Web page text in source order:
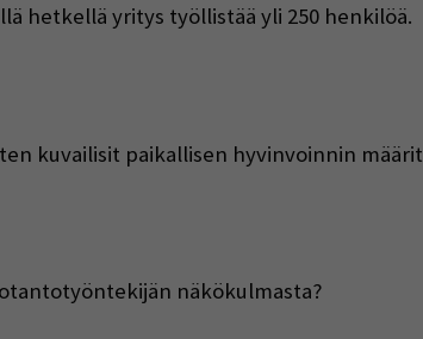
hetkellä yritys työllistää yli 250 henkilöä.
kuvailisit paikallisen hyvinvoinnin
näkökulmasta?